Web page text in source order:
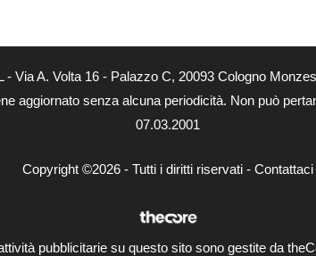
Via A. Volta 16 - Palazzo C, 20093 Cologno
aggiornato senza alcuna periodicità. Non può
07.03.2001
Copyright ©2026 - Tutti i diritti riservati - Contattaci
pubblicitarie su questo sito sono gestite da